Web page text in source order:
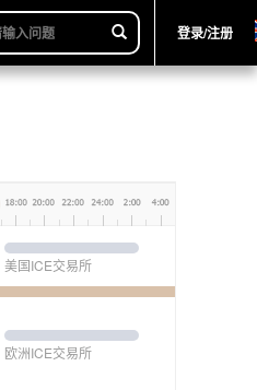
登录/注册
美国ICE交易所
欧洲ICE交易所